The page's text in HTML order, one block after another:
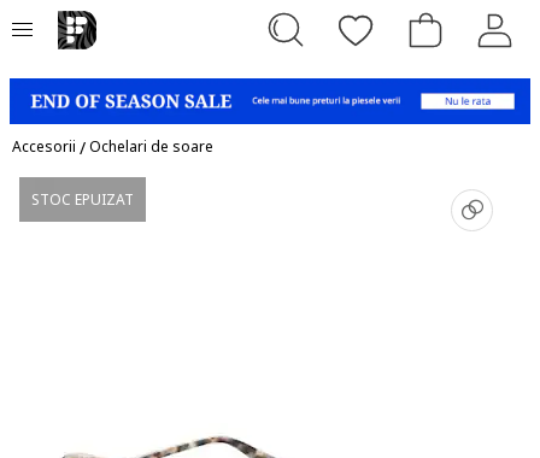
Accesorii /Ochelari de soare
STOC EPUIZAT